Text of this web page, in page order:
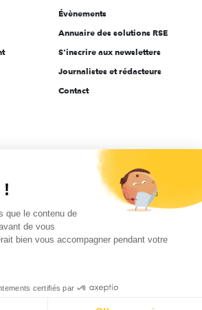
Évènements
Annuaire des solutions RSE
S'inscrire aux newsletters
Journalistes et rédacteurs
Contact
légales 2025-2026 Tout droits réservés
!
que le contenu de
de vous
bien vous accompagner pendant votre
certifiés par